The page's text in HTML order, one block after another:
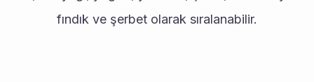
fındık ve şerbet olarak sıralanabilir.